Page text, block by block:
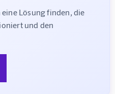
eine Lösung finden, die
und den